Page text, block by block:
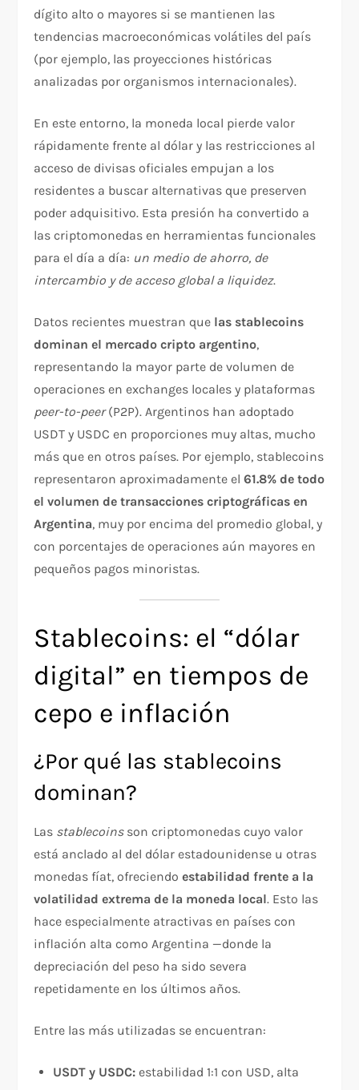
dígito alto o mayores si se mantienen las
tendencias macroeconómicas volátiles del país
(por ejemplo, las proyecciones históricas
analizadas por organismos internacionales).
En este entorno, la moneda local pierde valor
rápidamente frente al dólar y las restricciones al
acceso de divisas oficiales empujan a los
residentes a buscar alternativas que preserven
poder adquisitivo. Esta presión ha convertido a
las criptomonedas en herramientas funcionales
para el día a día: un medio de ahorro, de
intercambio y de acceso global a liquidez.
Datos recientes muestran que las stablecoins
dominan el mercado cripto argentino,
representando la mayor parte de volumen de
operaciones en exchanges locales y plataformas
peer-to-peer(P2P). Argentinos han adoptado
USDT y USDC en proporciones muy altas, mucho
más que en otros países. Por ejemplo, stablecoins
representaron aproximadamente el61.8% de todo
el volumen de transacciones criptográficas en
Argentina, muy por encima del promedio global, y
con porcentajes de operaciones aún mayores en
pequeños pagos minoristas.
Stablecoins: el “dólar
digital” en tiempos de
cepo e inflación
¿Por qué las stablecoins
dominan?
Las stablecoinsson criptomonedas cuyo valor
está anclado al del dólar estadounidense u otras
monedas fíat, ofreciendoestabilidad frente a la
volatilidad extrema de la moneda local. Esto las
hace especialmente atractivas en países con
inflación alta como Argentina —donde la
depreciación del peso ha sido severa
repetidamente en los últimos años.
Entre las más utilizadas se encuentran:
USDT y USDC: estabilidad 1:1 con USD, alta